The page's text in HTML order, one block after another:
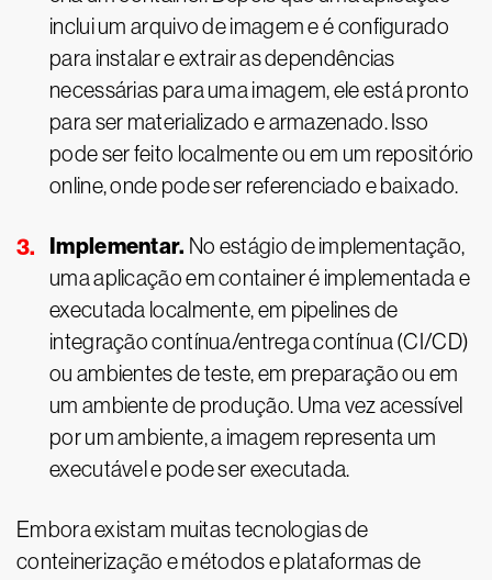
inclui um arquivo de imagem e é configurado
para instalar e extrair as dependências
necessárias para uma imagem, ele está pronto
para ser materializado e armazenado. Isso
pode ser feito localmente ou em um repositório
online, onde pode ser referenciado e baixado.
Implementar. No estágio de implementação,
uma aplicação em container é implementada e
executada localmente, em pipelines de
integração contínua/entrega contínua (CI/CD)
ou ambientes de teste, em preparação ou em
um ambiente de produção. Uma vez acessível
por um ambiente, a imagem representa um
executável e pode ser executada.
Embora existam muitas tecnologias de
conteinerização e métodos e plataformas de